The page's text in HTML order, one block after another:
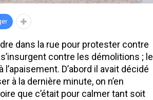
dans la rue pour protester contre
contre les démolitions ; le
D’abord il avait décidé
à la dernière minute, on n’en
que c’était pour calmer tant soit